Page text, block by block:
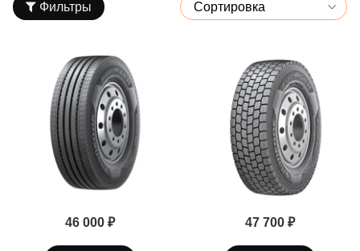
Фильтры
46 000 ₽ 47 700 ₽